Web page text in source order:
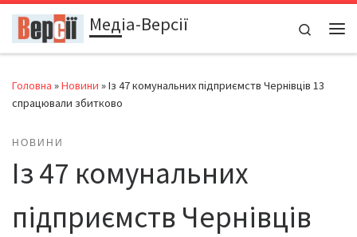
Перейти до вмістуМедіа-Версії
Search
Головна »Новини »Із 47 комунальних підприємств Чернівців 13
спрацювали збитково
НОВИНИ
Із 47 комунальних
підприємств Чернівців